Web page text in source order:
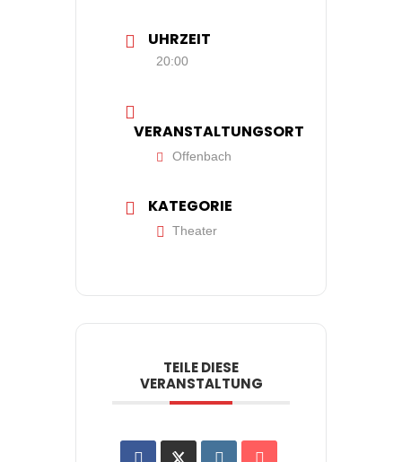
UHRZEIT
20:00
VERANSTALTUNGSORT
Offenbach
KATEGORIE
Theater
TEILE DIESE
VERANSTALTUNG